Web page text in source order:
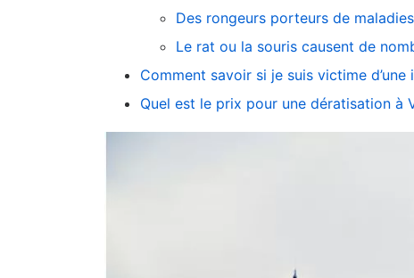
Des rongeurs porteurs de
Le rat ou la souris causent de
Comment savoir si je suis victime
Quel est le prix pour une dératisation à